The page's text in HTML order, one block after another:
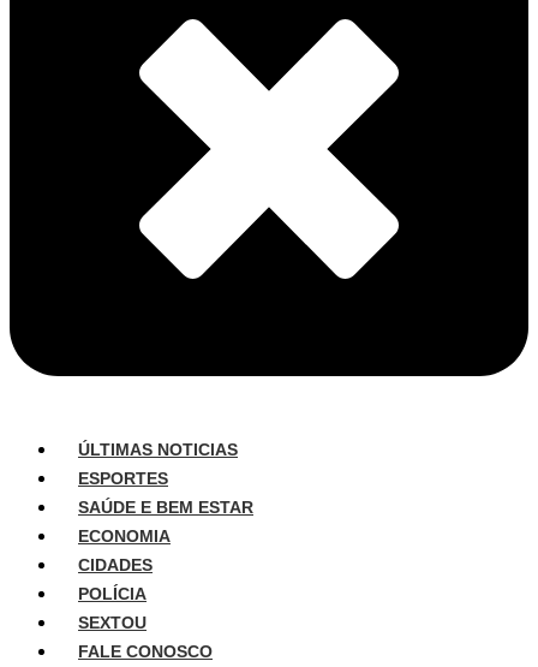
ÚLTIMAS NOTICIAS
ESPORTES
SAÚDE E BEM ESTAR
ECONOMIA
CIDADES
POLÍCIA
SEXTOU
FALE CONOSCO